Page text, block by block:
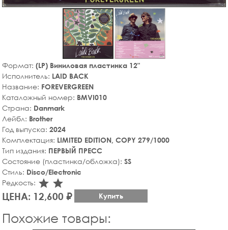
Формат: (LP) Виниловая пластинка 12"
Исполнитель: LAID BACK
Название: FOREVERGREEN
Каталожный номер: BMVI010
Страна: Danmark
Лейбл: Brother
Год выпуска: 2024
Комплектация: LIMITED EDITION, COPY 279/1000
Тип издания: ПЕРВЫЙ ПРЕСС
Состояние (пластинка/обложка): SS
Стиль: Disco/Electronic
Редкость: star_rate
star_rate
ЦЕНА: 12,600 ₽ Купить
Похожие товары: